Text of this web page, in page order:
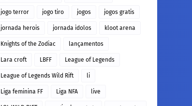
jogo terror jogo tiro jogos jogos gratis
jornada herois jornada idolos kloot arena
Knights of the Zodiac lançamentos
Lara croft LBFF League of Legends
League of Legends Wild Rift li
Liga feminina FF Liga NFA live